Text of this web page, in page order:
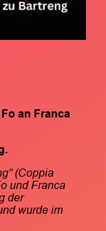
Fo an Franca
(Coppia
und Franca
der
wurde im